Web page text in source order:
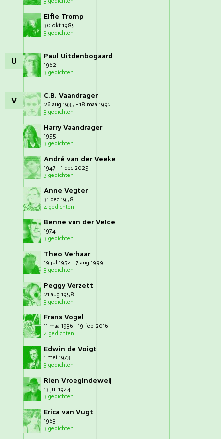
Elfie Tromp
30 okt 1985
3 gedichten
U Paul Uitdenbogaard
1962
3 gedichten
V C.B. Vaandrager
26 aug 1935 - 18 maa 1992
3 gedichten
Harry Vaandrager
1955
3 gedichten
André van der Veeke
1947 - 1 dec 2025
3 gedichten
Anne Vegter
31 dec 1958
4 gedichten
Benne van der Velde
1974
3 gedichten
Theo Verhaar
19 jul 1954 - 7 aug 1999
3 gedichten
Peggy Verzett
21 aug 1958
3 gedichten
Frans Vogel
11 maa 1936 - 19 feb 2016
4 gedichten
Edwin de Voigt
1 mei 1973
3 gedichten
Rien Vroegindeweij
13 jul 1944
3 gedichten
Erica van Vugt
1963
3 gedichten